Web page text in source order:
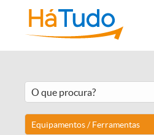
Equipamentos / Ferramentas